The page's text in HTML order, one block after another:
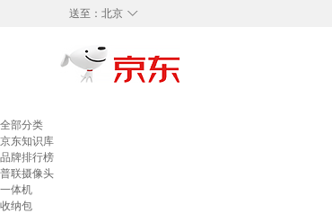
◇
送至： 北京
全部分类
京东知识库
品牌排行榜
普联摄像头
一体机
收纳包